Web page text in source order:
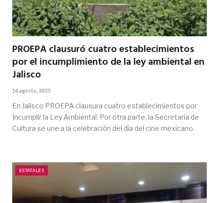
PROEPA clausuró cuatro establecimientos
por el incumplimiento de la ley ambiental en
Jalisco
14 agosto, 2025
En Jalisco PROEPA clausura cuatro establecimientos por
Incumplir la Ley Ambiental. Por otra parte, la Secretaria de
Cultura se une a la celebración del día del cine mexicano.
ESTATALES